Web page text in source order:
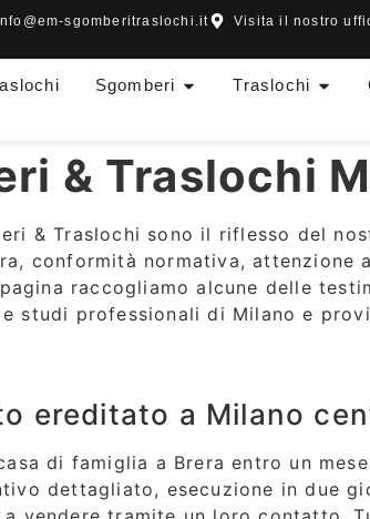
sgomberitraslochi.it Visita il nostro
Sgomberi Traslochi
& Traslochi
& Traslochi sono il riflesso del
conformità normativa, attenzione
raccogliamo alcune delle
studi professionali di Milano e
a Milano
di famiglia a Brera entro un
dettagliato, esecuzione in due